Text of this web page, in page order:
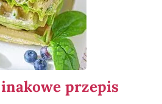
przepis